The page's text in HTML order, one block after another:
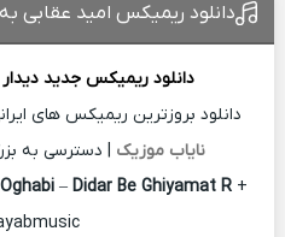
دانلود ریمیکس امید عقابی
دانلود ریمیکس جدید
دانلود بروزترین ریمیکس های
نایاب موزیک | دسترسی به
– Didar Be Ghiyamat R +